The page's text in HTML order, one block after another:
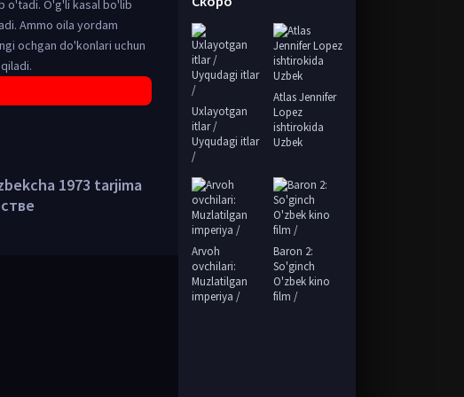
o'tadi. O'g'li kasal bo'lib
Ammo oila yordam
ochgan do'konlari uchun
1973 tarjima
Uxlayotgan
itlar /
Uyqudagi itlar
/
Atlas Jennifer
Lopez
ishtirokida
Uzbek
Arvoh
ovchilari:
Muzlatilgan
imperiya /
Baron 2:
So'ginch
O'zbek kino
film /